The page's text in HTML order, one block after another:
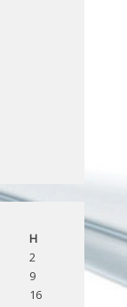
Н
2
9
16